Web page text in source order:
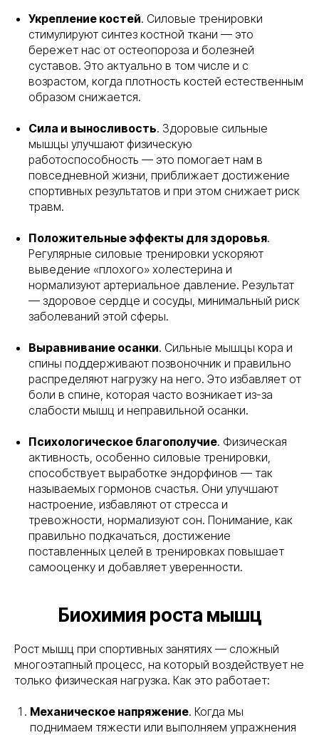
Укрепление костей. Силовые тренировки
стимулируют синтез костной ткани — это
бережет нас от остеопороза и болезней
суставов. Это актуально в том числе и с
возрастом, когда плотность костей естественным
образом снижается.
Сила и выносливость. Здоровые сильные
мышцы улучшают физическую
работоспособность — это помогает нам в
повседневной жизни, приближает достижение
спортивных результатов и при этом снижает риск
травм.
Положительные эффекты для здоровья.
Регулярные силовые тренировки ускоряют
выведение «плохого» холестерина и
нормализуют артериальное давление. Результат
— здоровое сердце и сосуды, минимальный риск
заболеваний этой сферы.
Выравнивание осанки. Сильные мышцы кора и
спины поддерживают позвоночник и правильно
распределяют нагрузку на него. Это избавляет от
боли в спине, которая часто возникает из-за
слабости мышц и неправильной осанки.
Психологическое благополучие. Физическая
активность, особенно силовые тренировки,
способствует выработке эндорфинов — так
называемых гормонов счастья. Они улучшают
настроение, избавляют от стресса и
тревожности, нормализуют сон. Понимание, как
правильно подкачаться, достижение
поставленных целей в тренировках повышает
самооценку и добавляет уверенности.
Биохимия роста мышц
Рост мышц при спортивных занятиях — сложный
многоэтапный процесс, на который воздействует не
только физическая нагрузка. Как это работает:
Механическое напряжение. Когда мы
поднимаем тяжести или выполняем упражнения